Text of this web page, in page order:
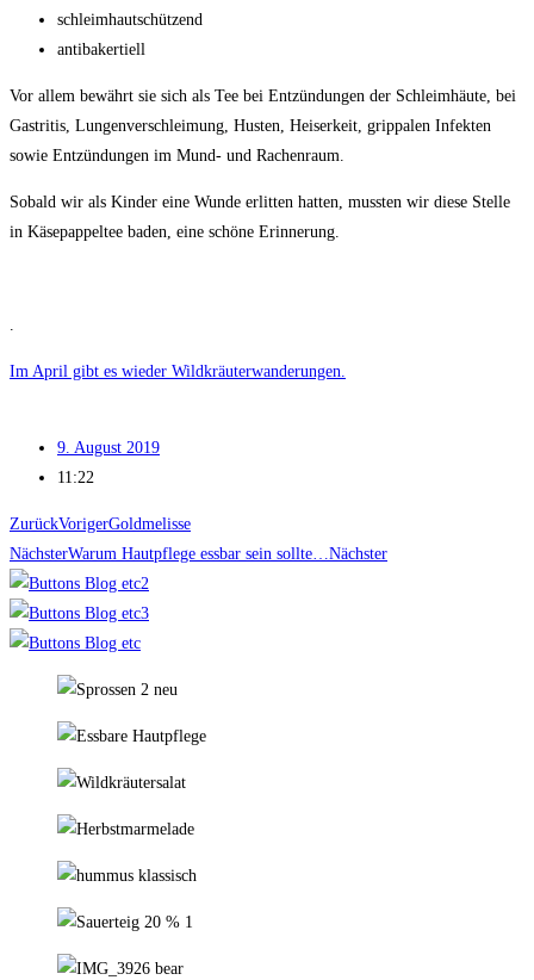
schleimhautschützend
antibakertiell
Vor allem bewährt sie sich als Tee bei Entzündungen der Schleimhäute, bei
Gastritis, Lungenverschleimung, Husten, Heiserkeit, grippalen Infekten
sowie Entzündungen im Mund- und Rachenraum.
Sobald wir als Kinder eine Wunde erlitten hatten, mussten wir diese Stelle
in Käsepappeltee baden, eine schöne Erinnerung.
Im April gibt es wieder Wildkräuterwanderungen.
9. August 2019
11:22
ZurückVorigerGoldmelisse
NächsterWarum Hautpflege essbar sein sollte… Nächster